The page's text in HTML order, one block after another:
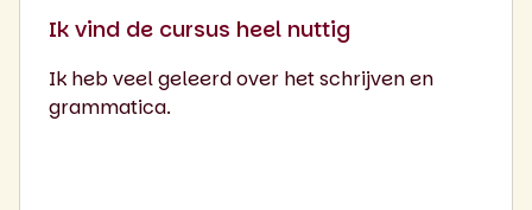
Ik vind de cursus heel nuttig
Ik heb veel geleerd over het schrijven en
grammatica.